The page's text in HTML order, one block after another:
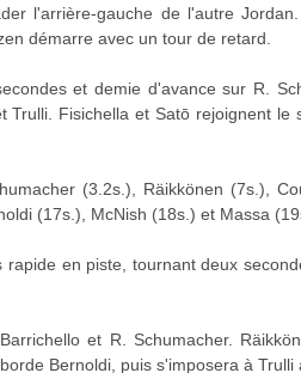
l'arrière-gauche de l'autre
démarre avec un tour de retard.
et demie d'avance sur R.
Trulli. Fisichella et Satō rejoignent
(3.2s.), Räikkönen (7s.),
(17s.), McNish (18s.) et Massa
en piste, tournant deux
et R. Schumacher.
Bernoldi, puis s'imposera à Trulli